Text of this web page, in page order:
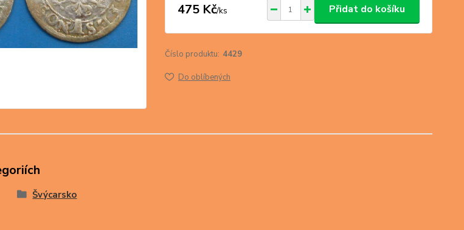
475 Kč/ks Přidat do košíku
Číslo produktu: 4429
Do oblíbených
Švýcarsko